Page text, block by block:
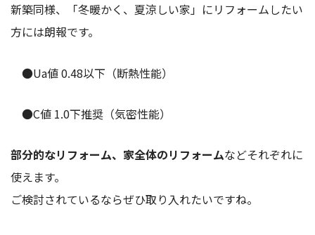
新築同様、「冬暖かく、夏涼しい家」にリフォームしたい
方には朗報です。
●Ua値 0.48以下（断熱性能）
●C値 1.0下推奨（気密性能）
部分的なリフォーム、家全体のリフォームなどそれぞれに
使えます。
ご検討されているならぜひ取り入れたいですね。